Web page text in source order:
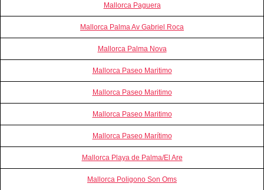
Mallorca Paguera
Mallorca Palma Av Gabriel Roca
Mallorca Palma Nova
Mallorca Paseo Maritimo
Mallorca Paseo Maritimo
Mallorca Paseo Maritimo
Mallorca Paseo Marítimo
Mallorca Playa de Palma/El Are
Mallorca Poligono Son Oms